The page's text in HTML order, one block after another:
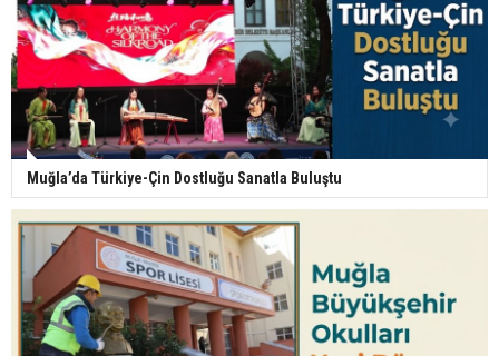
Muğla’da Türkiye-Çin Dostluğu Sanatla Buluştu